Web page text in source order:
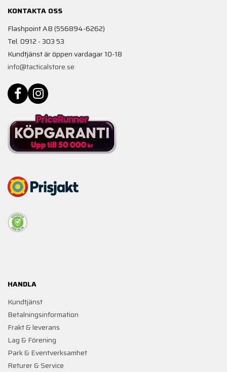
KONTAKTA OSS
Flashpoint AB (556894-6262)
Tel. 0912 - 303 53
Kundtjänst är öppen vardagar 10-18
info@tacticalstore.se
HANDLA
Kundtjänst
Betalningsinformation
Frakt & leverans
Lag & Förening
Park & Eventverksamhet
Returer & Service